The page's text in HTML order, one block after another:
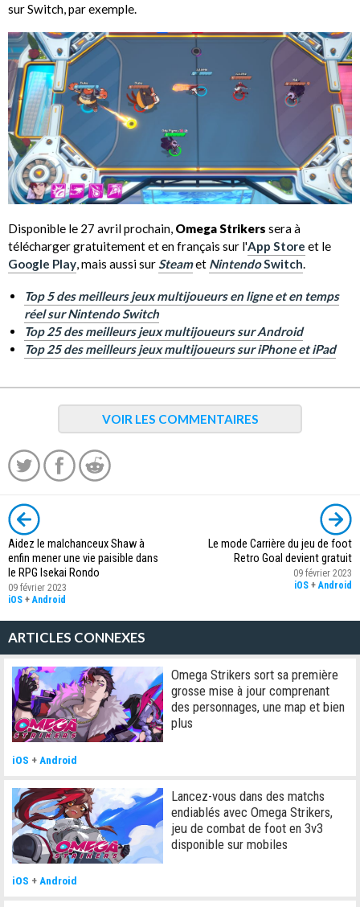
sur Switch, par exemple.
Disponible le 27 avril prochain, Omega Strikers sera à
télécharger gratuitement et en français sur l'App Store et le
Google Play, mais aussi surSteamet NintendoSwitch.
Top 5 des meilleurs jeux multijoueurs en ligne et en temps
réel sur Nintendo Switch
Top 25 des meilleurs jeux multijoueurs sur Android
Top 25 des meilleurs jeux multijoueurs sur iPhone et iPad
VOIR LES COMMENTAIRES
Aidez le malchanceux Shaw à
enfin mener une vie paisible dans
le RPG Isekai Rondo
09 février 2023
iOS +Android
Le mode Carrière du jeu de foot
Retro Goal devient gratuit
09 février 2023
iOS +Android
ARTICLES CONNEXES
Omega Strikers sort sa première
grosse mise à jour comprenant
des personnages, une map et bien
plus
iOS + Android
Lancez-vous dans des matchs
endiablés avec Omega Strikers,
jeu de combat de foot en 3v3
disponible sur mobiles
iOS + Android